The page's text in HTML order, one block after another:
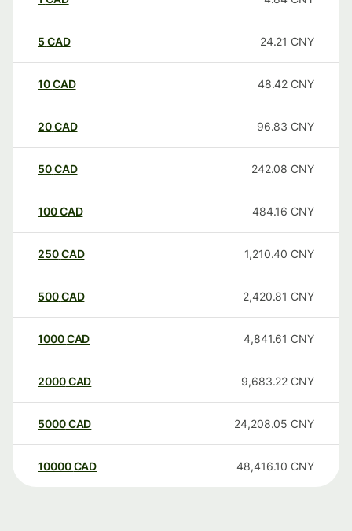
5 CAD 24.21 CNY
10CAD 48.42 CNY
20CAD 96.83 CNY
50CAD 242.08 CNY
100CAD 484.16 CNY
250CAD 1,210.40 CNY
500CAD 2,420.81 CNY
1000CAD 4,841.61 CNY
2000CAD 9,683.22 CNY
5000CAD 24,208.05 CNY
10000 CAD 48,416.10 CNY